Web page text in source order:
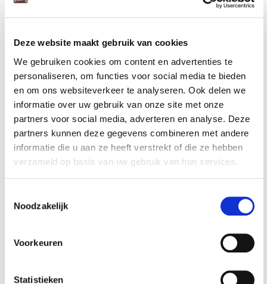
Deze website maakt gebruik van cookies
We gebruiken cookies om content en advertenties te
personaliseren, om functies voor social media te bieden
en om ons websiteverkeer te analyseren. Ook delen we
informatie over uw gebruik van onze site met onze
partners voor social media, adverteren en analyse. Deze
partners kunnen deze gegevens combineren met andere
informatie die u aan ze heeft verstrekt of die ze hebben
verzameld op basis van uw gebruik van hun services.
Noodzakelijk
Voorkeuren
Statistieken
Set van 5 stuks
dubbele lus / sjorband
zonder ijzeren haken
€ 8,75
Gewicht: 0.17kg
Verzendkosten
Set van 10 stuks
dubbele lus / sjorband
zonder ijzeren haken
€ 19,50
€ 15,50
Gewicht: 0.34kg
Verzendkosten